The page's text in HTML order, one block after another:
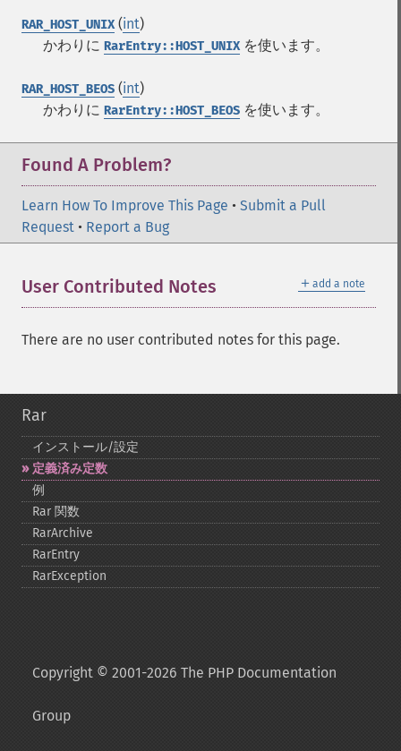
RAR_HOST_UNIX(int)
かわりに RarEntry::HOST_UNIXを使います。
RAR_HOST_BEOS (int)
かわりに RarEntry::HOST_BEOS を使います。
Found A Problem?
Learn How To Improve This Page • Submit a Pull
Request • Report a Bug
＋ add a note
User Contributed Notes
There are no user contributed notes for this page.
Rar
インストール/設定
定義済み定数
例
Rar 関数
RarArchive
RarEntry
RarException
Copyright © 2001-2026 The PHP Documentation
Group